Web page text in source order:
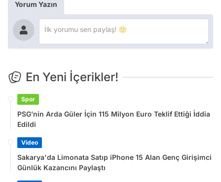
Yorum Yazın
En Yeni İçerikler!
Spor
PSG’nin Arda Güler İçin 115 Milyon Euro Teklif Ettiği İddia
Edildi
Video
Sakarya'da Limonata Satıp iPhone 15 Alan Genç Girişimci
Günlük Kazancını Paylaştı